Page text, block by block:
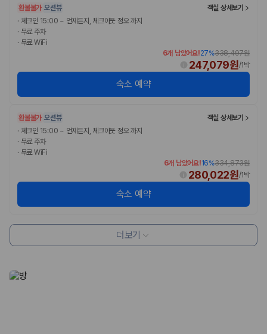
환불불가 오션뷰
객실 상세보기
· 체크인 15:00 ~ 언제든지, 체크아웃 정오 까지
· 무료 주차
· 무료 WiFi
6개 남았어요!27%338,497원
247,079원/1박
숙소 예약
환불불가 오션뷰
객실 상세보기
· 체크인 15:00 ~ 언제든지, 체크아웃 정오 까지
· 무료 주차
· 무료 WiFi
6개 남았어요!16%334,873원
280,022원/1박
숙소 예약
더보기